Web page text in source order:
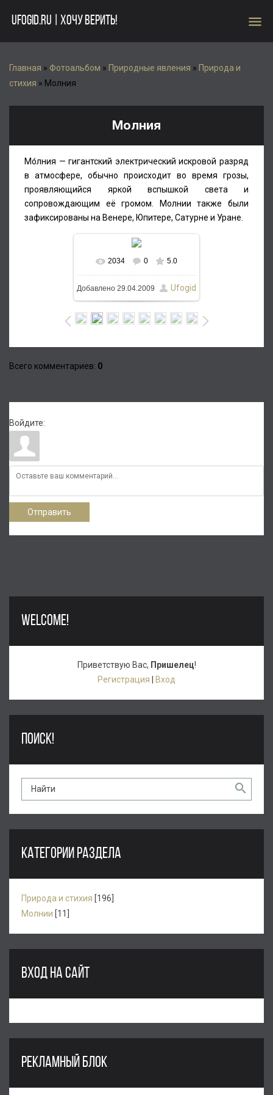
UFOGID.RU | ХОЧУ ВЕРИТЬ! menu
Главная » Фотоальбом » Природные явления » Природа и
стихия » Молния
Молния
Мо́лния — гигантский электрический искровой разряд
в атмосфере, обычно происходит во время грозы,
проявляющийся яркой вспышкой света и
сопровождающим её громом. Молнии также были
зафиксированы на Венере, Юпитере, Сатурне и Уране.
2034 0 5.0
Добавлено 29.04.2009 Ufogid
Всего комментариев: 0
Войдите:
Отправить
WELCOME!
Приветствую Вас, Пришелец!
Регистрация
Вход
ПОИСК!
КАТЕГОРИИ РАЗДЕЛА
Природа и стихия [196]
Молнии [11]
ВХОД НА САЙТ
РЕКЛАМНЫЙ БЛОК